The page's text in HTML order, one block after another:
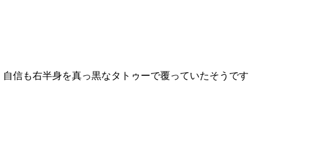
自信も右半身を真っ黒なタトゥーで覆っていたそうです